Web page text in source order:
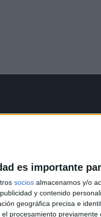
es importante
socios almacenamos y/o
y contenido
geográfica precisa e
el procesamiento
Phone:+34 91 593 2767
Email: info@forofp.es